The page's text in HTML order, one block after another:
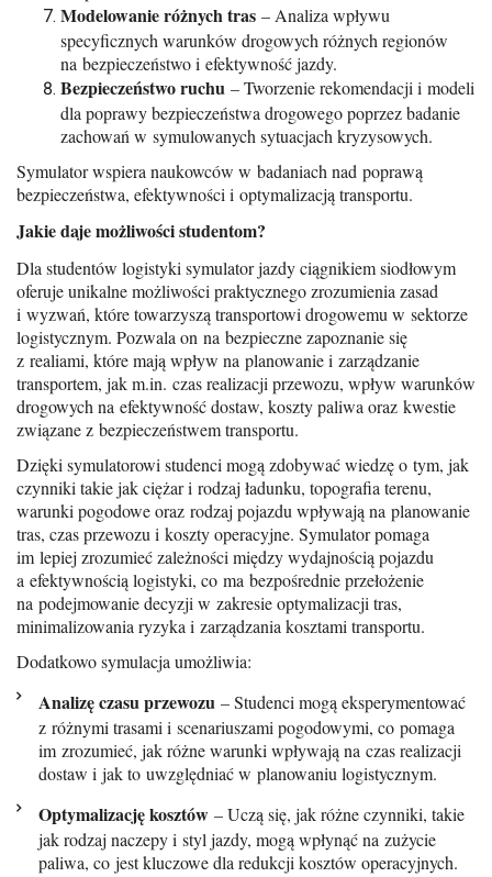
Modelowanie różnych tras – Analiza wpływu
specyficznych warunków drogowych różnych regionów
na bezpieczeństwo i efektywność jazdy.
Bezpieczeństwo ruchu – Tworzenie rekomendacji i modeli
dla poprawy bezpieczeństwa drogowego poprzez badanie
zachowań w symulowanych sytuacjach kryzysowych.
Symulator wspiera naukowców w badaniach nad poprawą
bezpieczeństwa, efektywności i optymalizacją transportu.
Jakie daje możliwości studentom?
Dla studentów logistyki symulator jazdy ciągnikiem siodłowym
oferuje unikalne możliwości praktycznego zrozumienia zasad
i wyzwań, które towarzyszą transportowi drogowemu w sektorze
logistycznym. Pozwala on na bezpieczne zapoznanie się
z realiami, które mają wpływ na planowanie i zarządzanie
transportem, jak m.in. czas realizacji przewozu, wpływ warunków
drogowych na efektywność dostaw, koszty paliwa oraz kwestie
związane z bezpieczeństwem transportu.
Dzięki symulatorowi studenci mogą zdobywać wiedzę o tym, jak
czynniki takie jak ciężar i rodzaj ładunku, topografia terenu,
warunki pogodowe oraz rodzaj pojazdu wpływają na planowanie
tras, czas przewozu i koszty operacyjne. Symulator pomaga
im lepiej zrozumieć zależności między wydajnością pojazdu
a efektywnością logistyki, co ma bezpośrednie przełożenie
na podejmowanie decyzji w zakresie optymalizacji tras,
minimalizowania ryzyka i zarządzania kosztami transportu.
Dodatkowo symulacja umożliwia:
Analizę czasu przewozu – Studenci mogą eksperymentować
z różnymi trasami i scenariuszami pogodowymi, co pomaga
im zrozumieć, jak różne warunki wpływają na czas realizacji
dostaw i jak to uwzględniać w planowaniu logistycznym.
Optymalizację kosztów – Uczą się, jak różne czynniki, takie
jak rodzaj naczepy i styl jazdy, mogą wpłynąć na zużycie
paliwa, co jest kluczowe dla redukcji kosztów operacyjnych.